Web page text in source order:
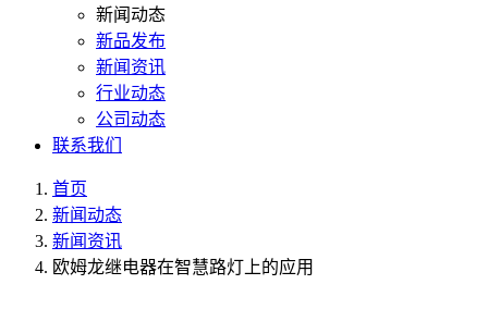
新闻动态
新品发布
新闻资讯
行业动态
公司动态
联系我们
首页
新闻动态
新闻资讯
欧姆龙继电器在智慧路灯上的应用